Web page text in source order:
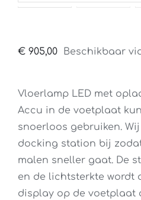
€ 905,00 Beschikbaar
Vloerlamp LED met
Accu in de voetplaat
snoerloos gebruiken.
docking station bij
malen sneller gaat. De
en de lichtsterkte wordt
display op de voetplaat